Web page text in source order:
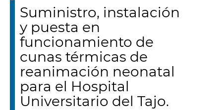
Suministro, instalación
y puesta en
funcionamiento de
cunas térmicas de
reanimación neonatal
para el Hospital
Universitario del Tajo.